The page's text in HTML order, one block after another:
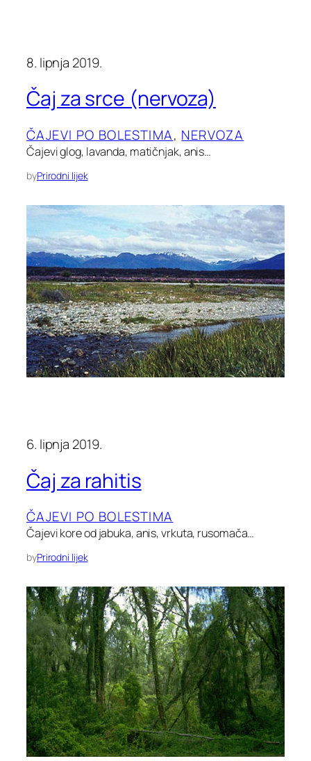
8. lipnja 2019.
Čaj za srce (nervoza)
ČAJEVI PO BOLESTIMA, NERVOZA
Čajevi glog, lavanda, matičnjak, anis…
byPrirodni lijek
6. lipnja 2019.
Čaj za rahitis
ČAJEVI PO BOLESTIMA
Čajevi kore od jabuka, anis, vrkuta, rusomača…
byPrirodni lijek